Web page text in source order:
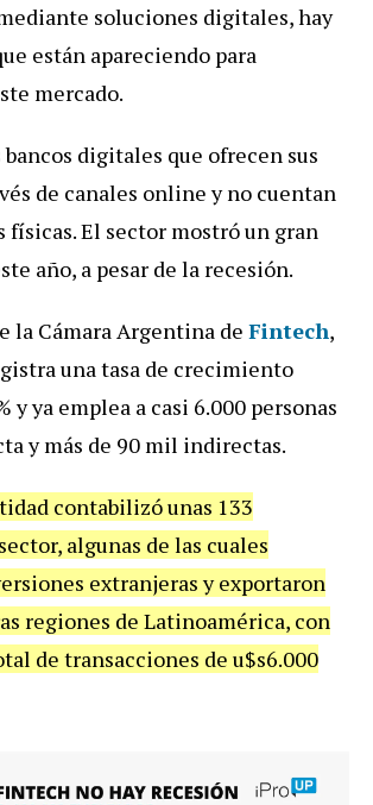
soluciones digitales, hay
están apareciendo para
mercado.
bancos digitales que ofrecen sus
de canales online y no cuentan
físicas. El sector mostró un gran
año, a pesar de la recesión.
la Cámara Argentina de Fintech,
una tasa de crecimiento
y ya emplea a casi 6.000 personas
y más de 90 mil indirectas.
contabilizó unas 133
algunas de las cuales
extranjeras y exportaron
regiones de Latinoamérica, con
de transacciones de u$s6.000